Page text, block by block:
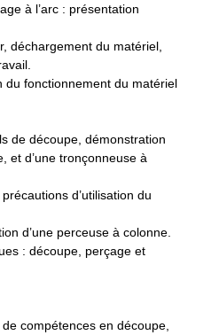
à l’arc : présentation
déchargement du matériel,
du fonctionnement du matériel
de découpe, démonstration
et d’une tronçonneuse à
d’utilisation du
d’une perceuse à colonne.
: découpe, perçage et
compétences en découpe,